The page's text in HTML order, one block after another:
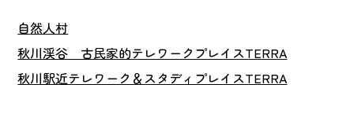
自然人村
秋川渓谷 古民家的テレワークプレイスTERRA
秋川駅近テレワーク＆スタディプレイスTERRA